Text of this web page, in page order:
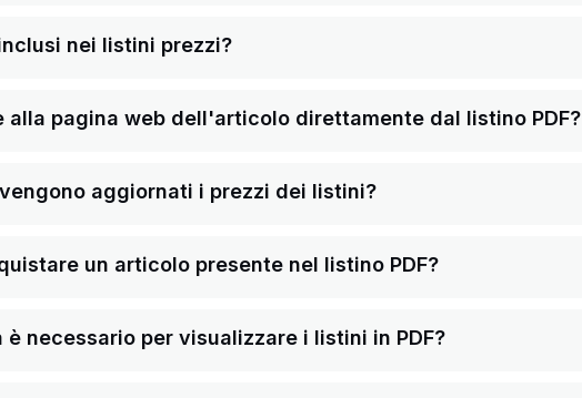
nei listini prezzi?
alla pagina web dell'articolo direttamente dal listino PDF?
aggiornati i prezzi dei listini?
un articolo presente nel listino PDF?
è necessario per visualizzare i listini in PDF?